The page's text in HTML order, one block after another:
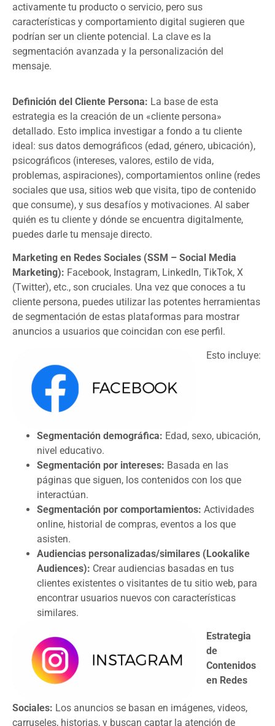
activamente tu producto o servicio, pero sus
características y comportamiento digital sugieren que
podrían ser un cliente potencial. La clave es la
segmentación avanzada y la personalización del
mensaje.
Definición del Cliente Persona: La base de esta
estrategia es la creación de un «cliente persona»
detallado. Esto implica investigar a fondo a tu cliente
ideal: sus datos demográficos (edad, género, ubicación),
psicográficos (intereses, valores, estilo de vida,
problemas, aspiraciones), comportamientos online (redes
sociales que usa, sitios web que visita, tipo de contenido
que consume), y sus desafíos y motivaciones. Al saber
quién es tu cliente y dónde se encuentra digitalmente,
puedes darle tu mensaje directo.
Marketing en Redes Sociales (SSM – Social Media
Marketing): Facebook, Instagram, LinkedIn, TikTok, X
(Twitter), etc., son cruciales. Una vez que conoces a tu
cliente persona, puedes utilizar las potentes herramientas
de segmentación de estas plataformas para mostrar
anuncios a usuarios que coincidan con ese perfil.
Esto incluye:
Segmentación demográfica: Edad, sexo, ubicación,
nivel educativo.
Segmentación por intereses: Basada en las
páginas que siguen, los contenidos con los que
interactúan.
Segmentación por comportamientos: Actividades
online, historial de compras, eventos a los que
asisten.
Audiencias personalizadas/similares (Lookalike
Audiences): Crear audiencias basadas en tus
clientes existentes o visitantes de tu sitio web, para
encontrar usuarios nuevos con características
similares.
Estrategia
de
Contenidos
en Redes
Sociales: Los anuncios se basan en imágenes, videos,
carruseles, historias, y buscan captar la atención de